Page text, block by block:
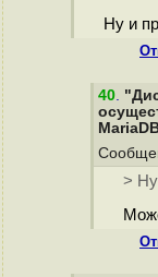
Ну и
40.
>